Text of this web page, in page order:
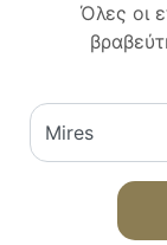
Όλες οι